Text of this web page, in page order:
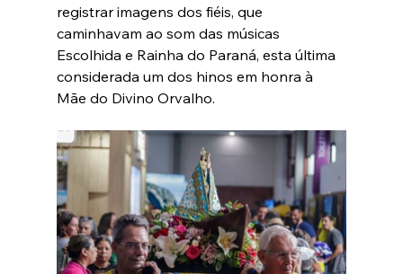
registrar imagens dos fiéis, que
caminhavam ao som das músicas
Escolhida e Rainha do Paraná, esta última
considerada um dos hinos em honra à
Mãe do Divino Orvalho.